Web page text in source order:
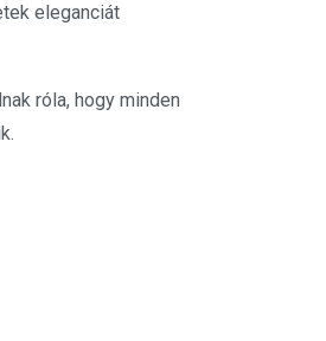
eleganciát
róla, hogy minden